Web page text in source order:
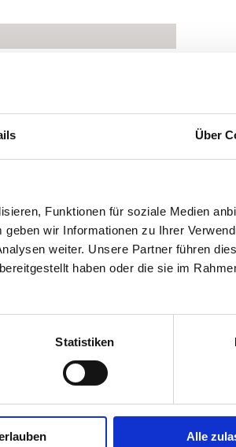
Über
Funktionen für soziale Medien
wir Informationen zu Ihrer
weiter. Unsere Partner führen
haben oder die sie im
Statistiken
Alle
überdurchschnittlich große Fische
um die bekannte Inselspitze vor
Echolot und GPS/Kartenplotter
und auch Heilbutt gefangen und das
ein Versuch auf Blauleng und vor
kapitale Köhler jagen. Hier wurden
Pilkausrüstung erwarten Sie!